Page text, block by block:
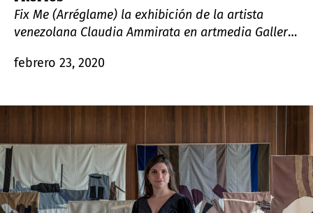
Fix Me (Arréglame) la exhibición de la artista
venezolana Claudia Ammirata en artmedia Gallery,
que expone con tanta verdad ontológica como
vida a la mirada de los otros.
febrero 23, 2020